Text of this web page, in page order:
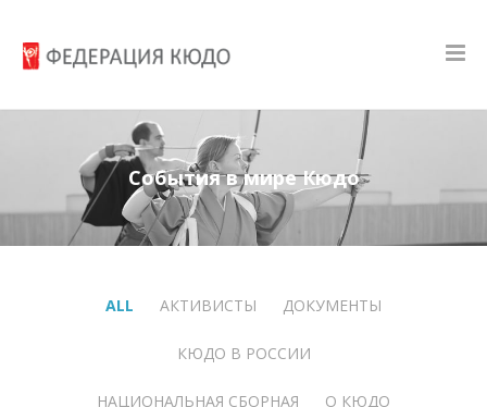
События в мире Кюдо
ALL АКТИВИСТЫ ДОКУМЕНТЫ
КЮДО В РОССИИ
НАЦИОНАЛЬНАЯ СБОРНАЯ О КЮДО